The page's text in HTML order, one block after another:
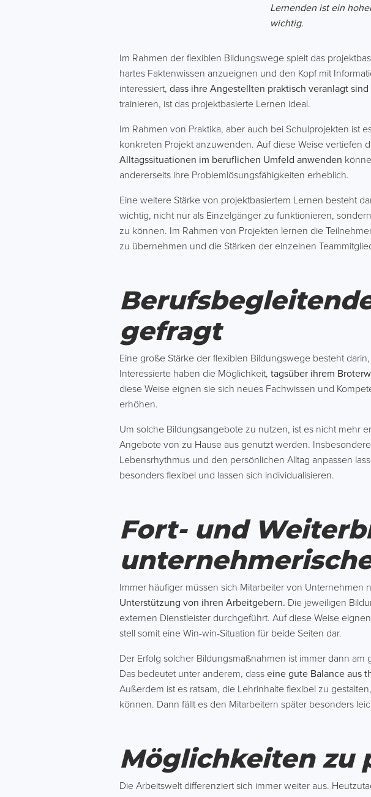
Lernenden ist ein
wichtig.
Im Rahmen der flexiblen Bildungswege spielt das
hartes Faktenwissen anzueignen und den Kopf mit
interessiert,dass ihre Angestellten praktisch veranlagt sind
trainieren, ist das projektbasierte Lernen ideal.
Im Rahmen von Praktika, aber auch bei Schulprojekten ist
konkreten Projekt anzuwenden. Auf diese Weise vertiefen
Alltagssituationen im beruflichen Umfeld anwenden
andererseits ihre Problemlösungsfähigkeiten erheblich.
Eine weitere Stärke von projektbasiertem Lernen besteht
wichtig, nicht nur als Einzelgänger zu funktionieren,
zu können. Im Rahmen von Projekten lernen die
zu übernehmen und die Stärken der einzelnen
gefragt
Eine große Stärke der flexiblen Bildungswege besteht
Interessierte haben die Möglichkeit,tagsüber ihrem
diese Weise eignen sie sich neues Fachwissen und
erhöhen.
Um solche Bildungsangebote zu nutzen, ist es nicht mehr
Angebote von zu Hause aus genutzt werden. Insbesondere
Lebensrhythmus und den persönlichen Alltag anpassen
besonders flexibel und lassen sich individualisieren.
Fort- und
Immer häufiger müssen sich Mitarbeiter von
Unterstützung von ihren Arbeitgebern. Die jeweiligen
externen Dienstleister durchgeführt. Auf diese Weise
stell somit eine Win-win-Situation für beide Seiten dar.
Der Erfolg solcher Bildungsmaßnahmen ist immer dann
Das bedeutet unter anderem, dasseine gute Balance aus
Außerdem ist es ratsam, die Lehrinhalte flexibel zu
können. Dann fällt es den Mitarbeitern später besonders
Möglichkeiten zu
Die Arbeitswelt differenziert sich immer weiter aus.